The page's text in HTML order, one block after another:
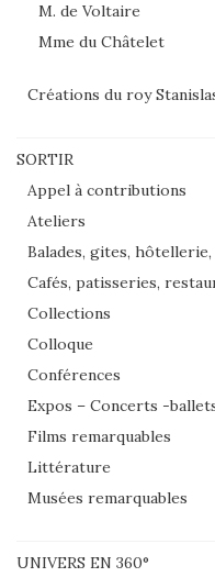
M. de Voltaire
Mme du Châtelet
Créations du roy
SORTIR
Appel à contributions
Ateliers
Balades, gites,
Cafés, patisseries,
Collections
Colloque
Conférences
Expos – Concerts -
Films remarquables
Littérature
Musées remarquables
UNIVERS EN 360°